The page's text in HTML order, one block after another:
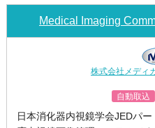
Medical Imaging
株式会社メディ
自動取込
日本消化器内視鏡学会JEDパ